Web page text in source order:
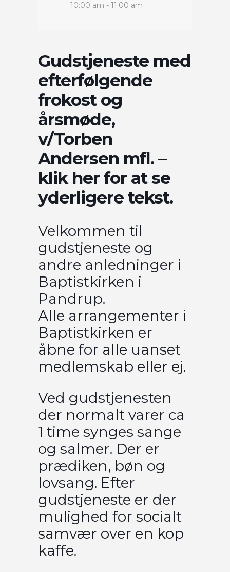
10:00 am - 11:00 am
Gudstjeneste med
efterfølgende
frokost og
årsmøde,
v/Torben
Andersen mfl. –
klik her for at se
yderligere tekst.
Velkommen til
gudstjeneste og
andre anledninger i
Baptistkirken i
Pandrup.
Alle arrangementer i
Baptistkirken er
åbne for alle uanset
medlemskab eller ej.
Ved gudstjenesten
der normalt varer ca
1 time synges sange
og salmer. Der er
prædiken, bøn og
lovsang. Efter
gudstjeneste er der
mulighed for socialt
samvær over en kop
kaffe.